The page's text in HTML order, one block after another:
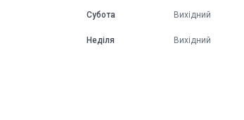
Субота Вихідний
Неділя Вихідний